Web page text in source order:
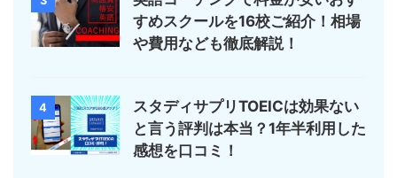
すめスクールを16校ご紹介！相場
や費用なども徹底解説！
4
スタディサプリTOEICは効果ない
と言う評判は本当？1年半利用した
感想を口コミ！